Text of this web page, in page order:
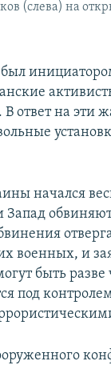
(слева) на
ответ на эти
начался
военных, и
быть разве
под